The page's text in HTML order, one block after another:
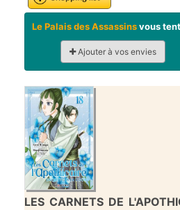
Le Palais des Assassinsvous
Ajouter à vos envies
LES CARNETS DE